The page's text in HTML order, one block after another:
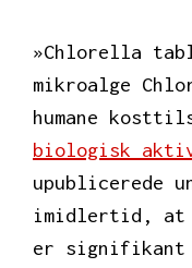
»Chlorella
mikroalge
humane
biologisk
upublicerede
imidlertid, at
er